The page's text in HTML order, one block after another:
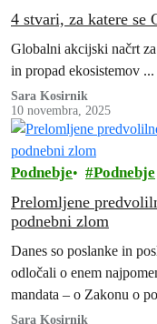
4 stvari, za katere se
Globalni akcijski načrt
in propad ekosistemov ...
Sara Kosirnik
10 novembra, 2025
Podnebje Podnebje
Prelomljene
podnebni zlom
Danes so poslanke in
odločali o enem
mandata – o Zakonu o
organizacije Pravni
Sara Kosirnik